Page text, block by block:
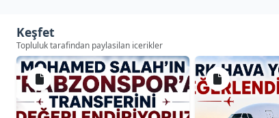
Keşfet
Topluluk tarafindan paylasilan icerikler